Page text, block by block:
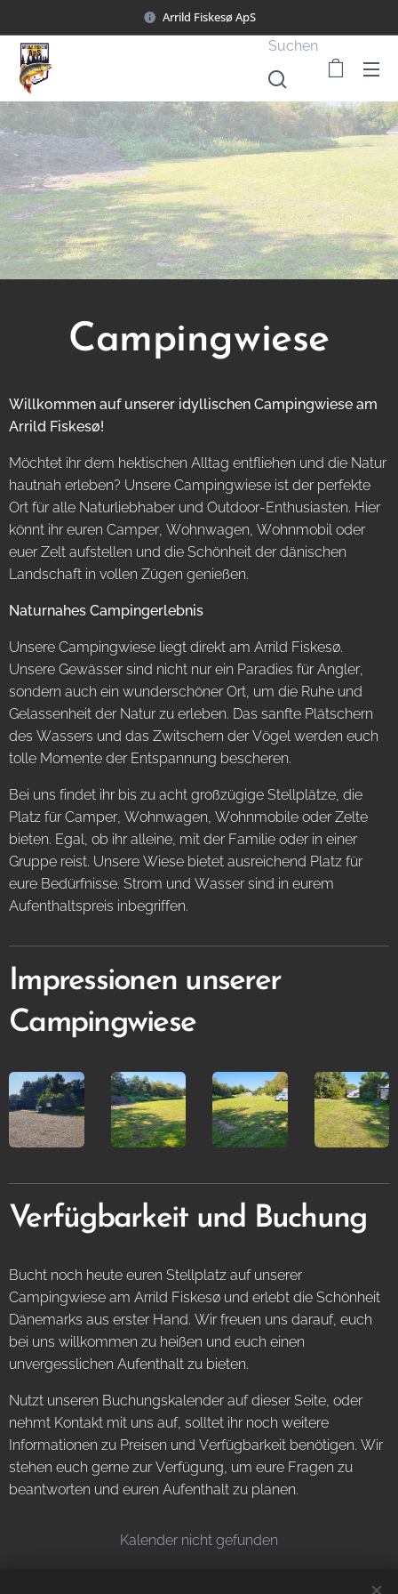
Arrild Fiskesø ApS
Suchen
Campingwiese
Willkommen auf unserer idyllischen Campingwiese am
Arrild Fiskesø!
Möchtet ihr dem hektischen Alltag entfliehen und die Natur
hautnah erleben? Unsere Campingwiese ist der perfekte
Ort für alle Naturliebhaber und Outdoor-Enthusiasten. Hier
könnt ihr euren Camper, Wohnwagen, Wohnmobil oder
euer Zelt aufstellen und die Schönheit der dänischen
Landschaft in vollen Zügen genießen.
Naturnahes Campingerlebnis
Unsere Campingwiese liegt direkt am Arrild Fiskesø.
Unsere Gewässer sind nicht nur ein Paradies für Angler,
sondern auch ein wunderschöner Ort, um die Ruhe und
Gelassenheit der Natur zu erleben. Das sanfte Plätschern
des Wassers und das Zwitschern der Vögel werden euch
tolle Momente der Entspannung bescheren.
Bei uns findet ihr bis zu acht großzügige Stellplätze, die
Platz für Camper, Wohnwagen, Wohnmobile oder Zelte
bieten. Egal, ob ihr alleine, mit der Familie oder in einer
Gruppe reist. Unsere Wiese bietet ausreichend Platz für
eure Bedürfnisse. Strom und Wasser sind in eurem
Aufenthaltspreis inbegriffen.
Impressionen unserer
Campingwiese
Verfügbarkeit und Buchung
Bucht noch heute euren Stellplatz auf unserer
Campingwiese am Arrild Fiskesø und erlebt die Schönheit
Dänemarks aus erster Hand. Wir freuen uns darauf, euch
bei uns willkommen zu heißen und euch einen
unvergesslichen Aufenthalt zu bieten.
Nutzt unseren Buchungskalender auf dieser Seite, oder
nehmt Kontakt mit uns auf, solltet ihr noch weitere
Informationen zu Preisen und Verfügbarkeit benötigen. Wir
stehen euch gerne zur Verfügung, um eure Fragen zu
beantworten und euren Aufenthalt zu planen.
Kalender nicht gefunden